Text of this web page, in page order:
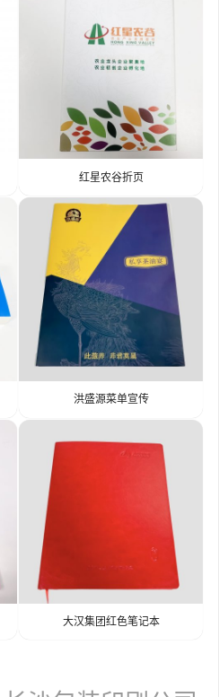
红星农谷折页
洪盛源菜单宣传
大汉集团红色笔记本